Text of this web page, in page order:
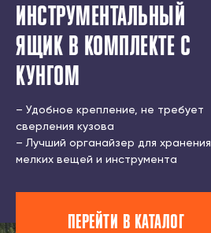
ИНСТРУМЕНТАЛЬНЫЙ
ЯЩИК В КОМПЛЕКТЕ С
КУНГОМ
– Удобное крепление, не требует
сверления кузова
– Лучший органайзер для хранения
мелких вещей и инструмента
ПЕРЕЙТИ В КАТАЛОГ